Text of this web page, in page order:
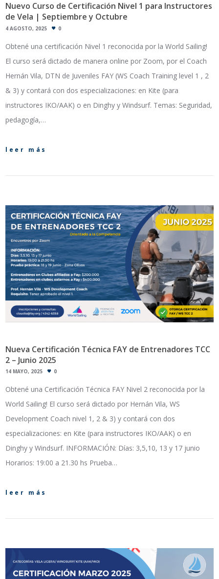
Nuevo Curso de Certificación Nivel 1 para Instructores
de Vela | Septiembre y Octubre
4 AGOSTO, 2025 0
Obtené una certificación Nivel 1 reconocida por la World Sailing!
El curso será dictado de manera online por Zoom, por el Coach
Hernán Vila, DTN de Juveniles FAY (WS Coach Training level 1 , 2
& 3) y contará con dos especializaciones: en Kite (para
instructores IKO/AAK) o en Dinghy y Windsurf. Temas: Seguridad,
pedagogía,…
leer más
Nueva Certificación Técnica FAY de Entrenadores TCC
2 – Junio 2025
14 MAYO, 2025 0
Obtené una Certificación Técnica FAY Nivel 2 reconocida por la
World Sailing! El curso será dictado por Hernán Vila, WS
Development Coach nivel 1, 2 & 3) y contará con dos
especializaciones: en Kite (para instructores IKO/AAK) o en
Dinghy y Windsurf. INFORMACIÓN: Días: 3,5,10, 13 y 17 junio
Horarios: 19:00 a 21.30 hs Prueba…
leer más